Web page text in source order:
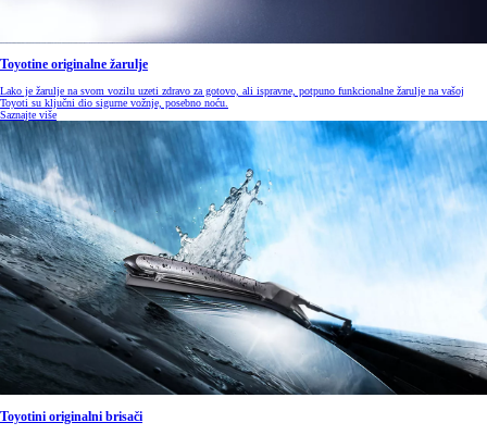
Toyotine originalne žarulje
Lako je žarulje na svom vozilu uzeti zdravo za gotovo, ali ispravne, potpuno funkcionalne žarulje na vašoj
Toyoti su ključni dio sigurne vožnje, posebno noću.
Saznajte više
Toyotini originalni brisači